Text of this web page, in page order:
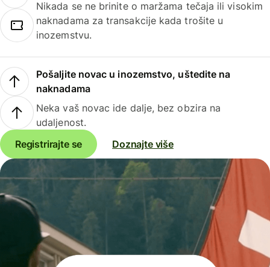
Nikada se ne brinite o maržama tečaja ili visokim
naknadama za transakcije kada trošite u
inozemstvu.
Pošaljite novac u inozemstvo, uštedite na
naknadama
Neka vaš novac ide dalje, bez obzira na
udaljenost.
Registrirajte se
Doznajte više